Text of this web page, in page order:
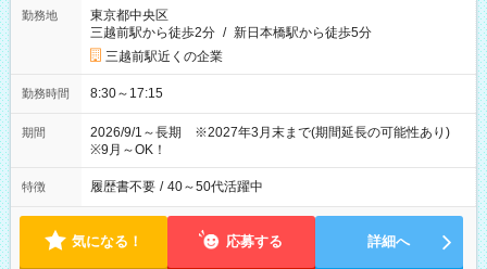
勤務地
東京都中央区
三越前駅から徒歩2分 / 新日本橋駅から徒歩5分
三越前駅近くの企業
勤務時間 8:30～17:15
期間
2026/9/1～長期 ※2027年3月末まで(期間延長の可能性あり)
※9月～OK！
特徴 履歴書不要 / 40～50代活躍中
気になる！ 応募する 詳細へ